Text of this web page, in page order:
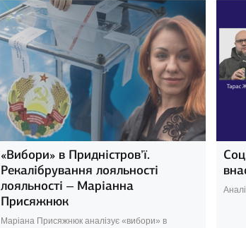
«Вибори» в Придністров’ї.
Рекалібрування лояльності
лояльності – Маріанна
Присяжнюк
Маріана Присяжнюк аналізує «вибори» в